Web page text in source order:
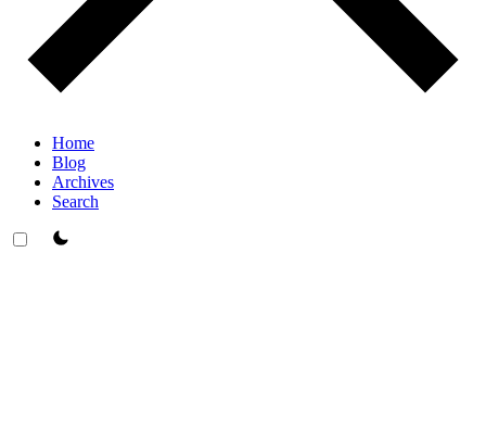
Home
Blog
Archives
Search
theme switcher